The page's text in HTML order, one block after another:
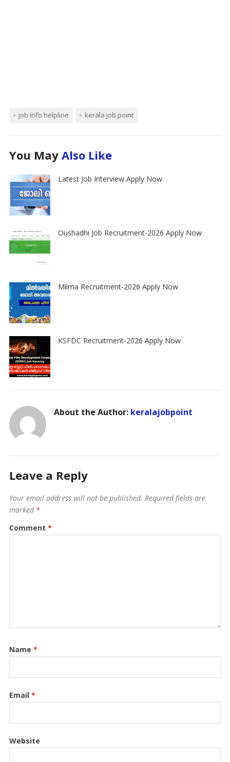
job info helpline kerala job point
You May Also Like
Latest Job Interview Apply Now
Oushadhi Job Recruitment-2026 Apply Now
Milma Recruitment-2026 Apply Now
KSFDC Recruitment-2026 Apply Now
About the Author: keralajobpoint
Leave a Reply
Your email address will not be published. Required fields are
marked *
Comment *
Name *
Email *
Website